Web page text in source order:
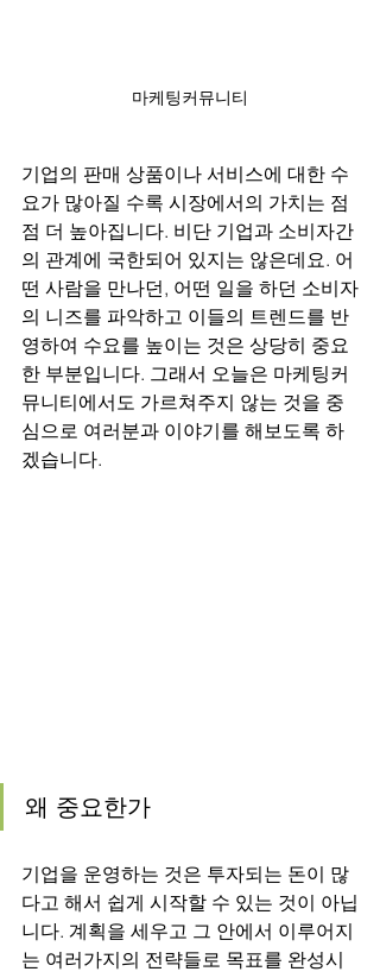
마케팅커뮤니티
기업의 판매 상품이나 서비스에 대한 수
요가 많아질 수록 시장에서의 가치는 점
점 더 높아집니다. 비단 기업과 소비자간
의 관계에 국한되어 있지는 않은데요. 어
떤 사람을 만나던, 어떤 일을 하던 소비자
의 니즈를 파악하고 이들의 트렌드를 반
영하여 수요를 높이는 것은 상당히 중요
한 부분입니다. 그래서 오늘은 마케팅커
뮤니티에서도 가르쳐주지 않는 것을 중
심으로 여러분과 이야기를 해보도록 하
겠습니다.
왜 중요한가
기업을 운영하는 것은 투자되는 돈이 많
다고 해서 쉽게 시작할 수 있는 것이 아닙
니다. 계획을 세우고 그 안에서 이루어지
는 여러가지의 전략들로 목표를 완성시